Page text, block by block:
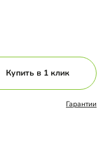
Купить в 1 клик
Гарантии